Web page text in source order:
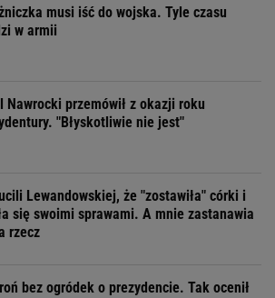
musi iść do wojska. Tyle czasu
w armii
Nawrocki przemówił z okazji roku
"Błyskotliwie nie jest"
Lewandowskiej, że "zostawiła" córki i
się swoimi sprawami. A mnie zastanawia
rzecz
bez ogródek o prezydencie. Tak ocenił